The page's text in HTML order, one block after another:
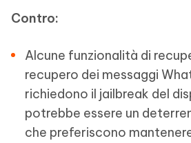
Contro:
Alcune funzionalità di
recupero dei messaggi
richiedono il jailbreak del
potrebbe essere un
che preferiscono